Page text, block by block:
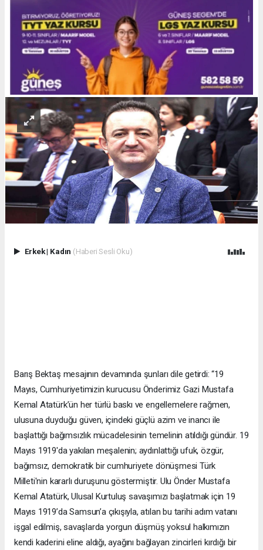
Erkek| Kadın (Haberi Sesli Oku)
Barış Bektaş mesajının devamında şunları dile getirdi: “19
Mayıs, Cumhuriyetimizin kurucusu Önderimiz Gazi Mustafa
Kemal Atatürk’ün her türlü baskı ve engellemelere rağmen,
ulusuna duyduğu güven, içindeki güçlü azim ve inancı ile
başlattığı bağımsızlık mücadelesinin temelinin atıldığı gündür. 19
Mayıs 1919'da yakılan meşalenin; aydınlattığı ufuk, özgür,
bağımsız, demokratik bir cumhuriyete dönüşmesi Türk
Milleti'nin kararlı duruşunu göstermiştir. Ulu Önder Mustafa
Kemal Atatürk, Ulusal Kurtuluş savaşımızı başlatmak için 19
Mayıs 1919’da Samsun’a çıkışıyla, atılan bu tarihi adım vatanı
işgal edilmiş, savaşlarda yorgun düşmüş yoksul halkımızın
kendi kaderini eline aldığı, ayağını bağlayan zincirleri kırdığı bir